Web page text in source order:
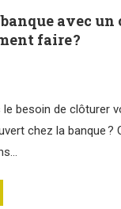
avec
faire ?
le besoin de clôturer
chez la banque ?